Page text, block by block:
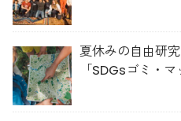
夏休みの自由研
「SDGsゴミ・